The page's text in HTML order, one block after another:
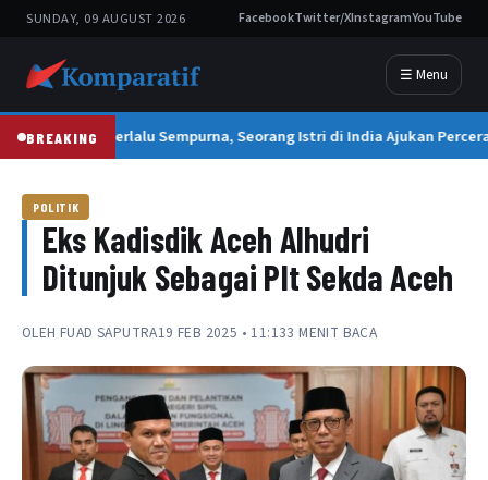
SUNDAY, 09 AUGUST 2026 FacebookTwitter/XInstagramYouTube
☰ Menu
BREAKING
Suami Terlalu Sempurna, Seorang Istri di India Ajukan
POLITIK
Eks Kadisdik Aceh Alhudri
Ditunjuk Sebagai Plt Sekda Aceh
OLEH FUAD SAPUTRA19 FEB 2025 • 11:133 MENIT BACA